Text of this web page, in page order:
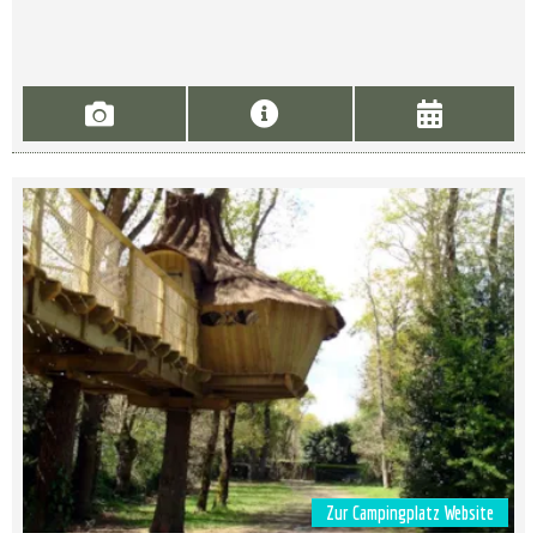
Zur Campingplatz Website